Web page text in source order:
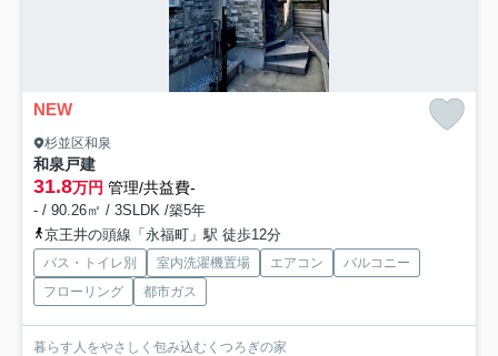
NEW
杉並区和泉
和泉戸建
31.8万円 管理/共益費-
- / 90.26㎡ / 3SLDK /築5年
京王井の頭線「永福町」駅 徒歩12分
バス・トイレ別 室内洗濯機置場 エアコン
バルコニー
フローリング
都市ガス
暮らす人をやさしく包み込むくつろぎの家